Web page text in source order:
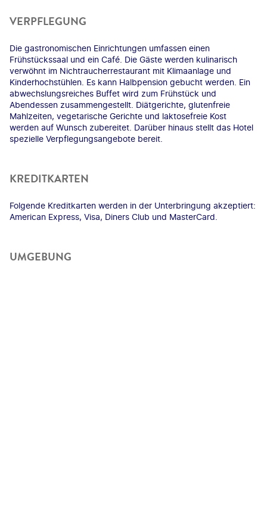
VERPFLEGUNG
Die gastronomischen Einrichtungen umfassen einen
Frühstückssaal und ein Café. Die Gäste werden kulinarisch
verwöhnt im Nichtraucherrestaurant mit Klimaanlage und
Kinderhochstühlen. Es kann Halbpension gebucht werden. Ein
abwechslungsreiches Buffet wird zum Frühstück und
Abendessen zusammengestellt. Diätgerichte, glutenfreie
Mahlzeiten, vegetarische Gerichte und laktosefreie Kost
werden auf Wunsch zubereitet. Darüber hinaus stellt das Hotel
spezielle Verpflegungsangebote bereit.
KREDITKARTEN
Folgende Kreditkarten werden in der Unterbringung akzeptiert:
American Express, Visa, Diners Club und MasterCard.
UMGEBUNG